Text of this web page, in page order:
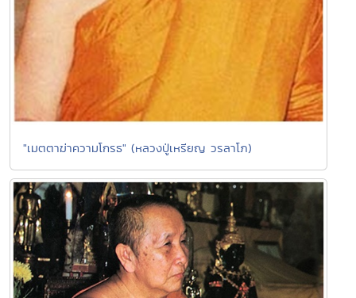
"เมตตาฆ่าความโกรธ" (หลวงปู่เหรียญ วรลาโภ)